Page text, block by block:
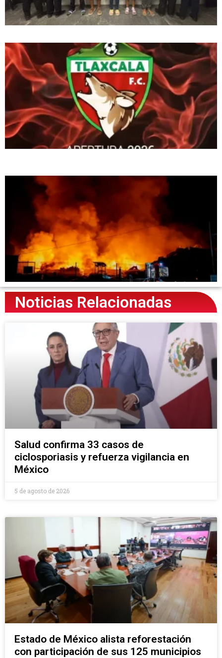
Noticias Relacionadas
Salud confirma 33 casos de
ciclosporiasis y refuerza vigilancia en
México
5 de agosto de 2026
Estado de México alista reforestación
con participación de sus 125 municipios